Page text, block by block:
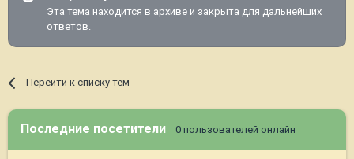
Эта тема находится в архиве и закрыта для дальнейших
ответов.
Перейти к списку тем
Последние посетители 0 пользователей онлайн